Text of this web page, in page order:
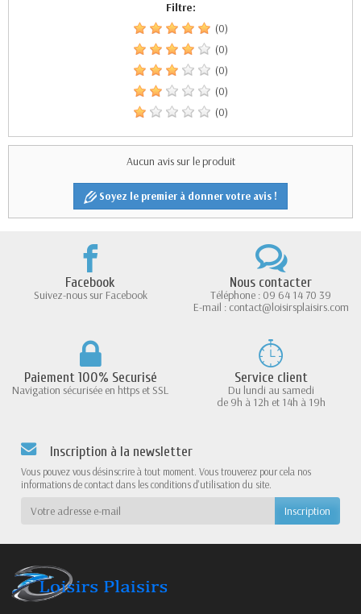
Filtre:
(0)
(0)
(0)
(0)
(0)
Aucun avis sur le produit
Soyez le premier à donner votre avis !
Facebook
Suivez-nous sur Facebook
Nous contacter
Téléphone : 09 64 14 70 39
E-mail : contact@loisirsplaisirs.com
Paiement 100% Securisé
Navigation sécurisée en https et SSL
Service client
Du lundi au samedi
de 9h à 12h et 14h à 19h
Inscription à la newsletter
Vous pouvez vous désinscrire à tout moment. Vous trouverez pour cela nos
informations de contact dans les conditions d'utilisation du site.